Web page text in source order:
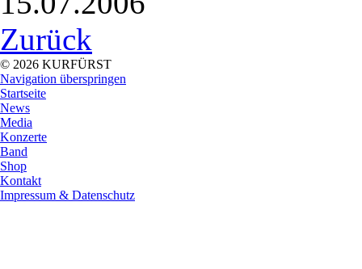
Zurück
© 2026 KURFÜRST
Navigation überspringen
Startseite
News
Media
Konzerte
Band
Shop
Kontakt
Impressum & Datenschutz